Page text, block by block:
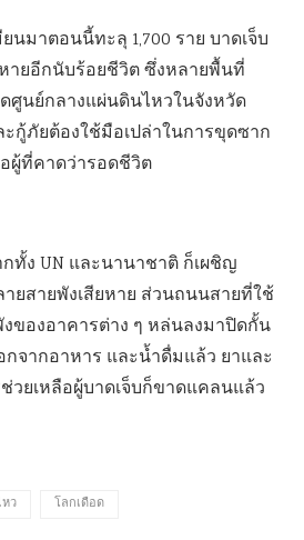
นมาตอนนี้ทะลุ 1,700 ราย บาดเจ็บ
ายอีกนับร้อยชีวิต ซึ่งหลายพื้นที่
ศูนย์กลางแผ่นดินไหวในจังหวัด
กู้ภัยต้องใช้มือเปล่าในการขุดซาก
ผู้ที่คาดว่ารอดชีวิต
ทั้ง UN และนานาชาติ ก็เผชิญ
ยสายพังเสียหาย ส่วนถนนสายที่ใช้
ของอาคารต่าง ๆ หล่นลงมาปิดกั้น
จากอาหาร และน้ำดื่มแล้ว ยาและ
วยเหลือผู้บาดเจ็บก็ขาดแคลนแล้ว
ว โลกเดือด